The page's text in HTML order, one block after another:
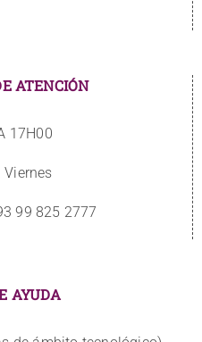
ATENCIÓN
17H00
Viernes
99 825 2777
AYUDA